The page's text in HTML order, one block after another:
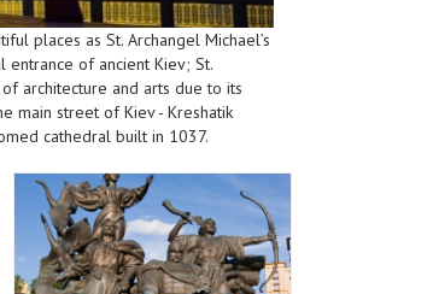
places as St. Archangel Michael’s
entrance of ancient Kiev; St.
architecture and arts due to its
main street of Kiev - Kreshatik
cathedral built in 1037.